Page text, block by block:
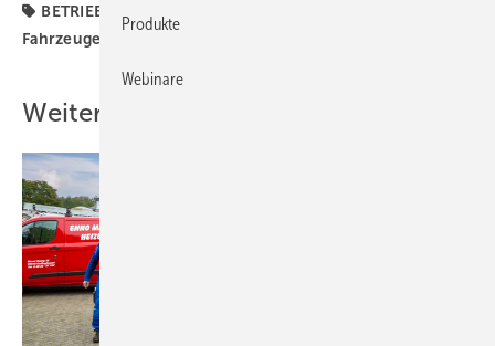
BETRIEBSMANAGEMENT
Fahrzeugeinrichtung
Weitere Inhalte
Produkte
Webinare